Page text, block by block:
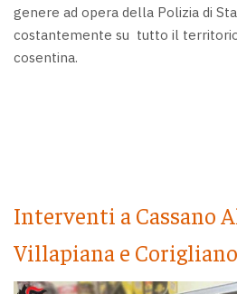
genere ad opera della Polizia di
costantemente su tutto il
cosentina.
Interventi a Cassano
Villapiana e